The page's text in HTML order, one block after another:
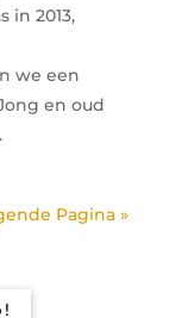
in 2013,
we een
en oud
Pagina »